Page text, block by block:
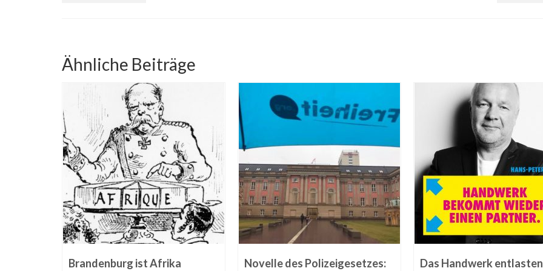
Ähnliche Beiträge
Brandenburg ist Afrika Novelle des Polizeigesetzes: Das Handwerk entlasten